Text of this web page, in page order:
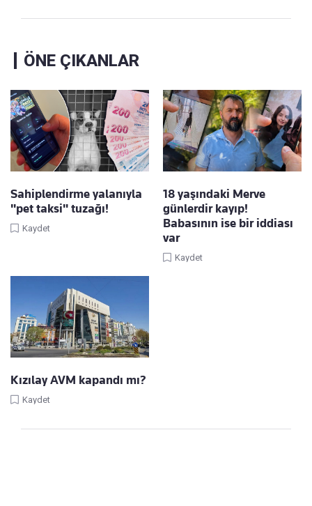
ÖNE ÇIKANLAR
Sahiplendirme yalanıyla
"pet taksi" tuzağı!
Kaydet
18 yaşındaki Merve
günlerdir kayıp!
Babasının ise bir iddiası
var
Kaydet
Kızılay AVM kapandı mı?
Kaydet